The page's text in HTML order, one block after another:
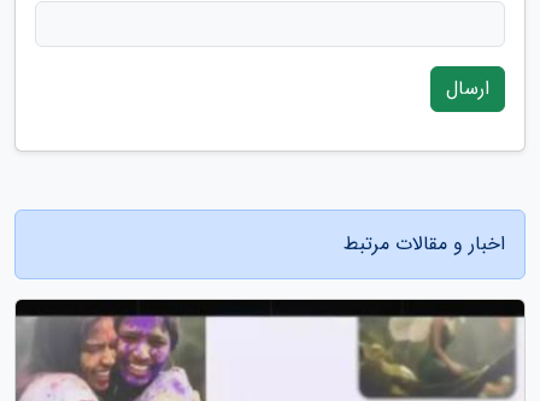
ارسال
اخبار و مقالات مرتبط